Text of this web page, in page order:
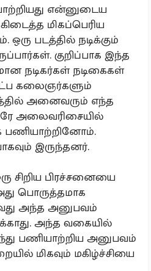
என்னுடைய
மிகப்பெரிய
படத்தில் நடிக்கும்
குறிப்பாக இந்த
நடிகர்கள் நடிகைகள்
கலைஞர்களும்
அனைவரும் எந்த
அலைவரிசையில்
பணியாற்றினோம்.
இருந்தனர்.
சிறிய பிரச்சனையை
பொருத்தமாக
அந்த அனுபவம்
அந்த வகையில்
பணியாற்றிய அனுபவம்
மிகவும் மகிழ்ச்சியை